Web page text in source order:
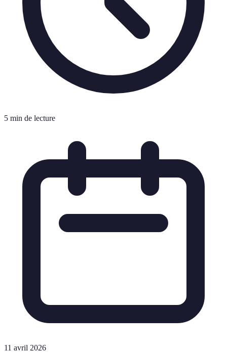
5 min de lecture
11 avril 2026